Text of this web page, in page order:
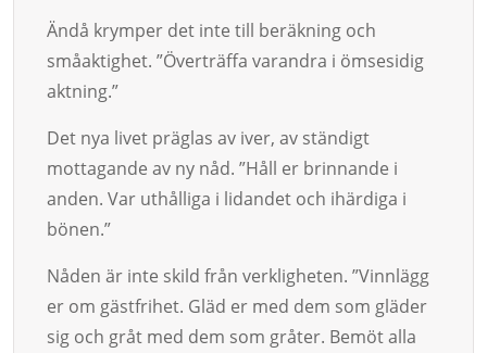
Ändå krymper det inte till beräkning och
småaktighet. ”Överträffa varandra i ömsesidig
aktning.”
Det nya livet präglas av iver, av ständigt
mottagande av ny nåd. ”Håll er brinnande i
anden. Var uthålliga i lidandet och ihärdiga i
bönen.”
Nåden är inte skild från verkligheten. ”Vinnlägg
er om gästfrihet. Gläd er med dem som gläder
sig och gråt med dem som gråter. Bemöt alla